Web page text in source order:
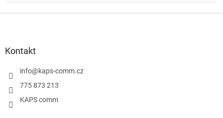
Kontakt
info@kaps-comm.cz
775 873 213
KAPS comm